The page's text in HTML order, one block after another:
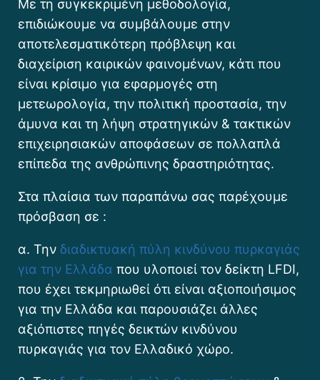
Με τη συγκεκριμένη μεθοδολογία,
επιδιώκουμε να συμβάλουμε στην
αποτελεσματικότερη πρόβλεψη και
διαχείριση καιρικών φαινομένων, κάτι που
είναι κρίσιμο για εφαρμογές στη
μετεωρολογία, την πολιτική προστασία, την
άμυνα και τη λήψη στρατηγικών & τακτικών
επιχειρησιακών αποφάσεων σε πολλαπλά
επίπεδα της ανθρώπινης δραστηριότητας.
Στα πλαίσια των παραπάνω σας παρέχουμε
πρόσβαση σε :
α. Την διαδικτυακή πύλη κινδύνου πυρκαγιάς
για την Ελλάδα που υλοποιεί τον δείκτη LFDI,
που έχει τεκμηριωθεί ότι είναι αξιοποιήσιμος
για την Ελλάδα και παρουσιάζει άλλες
αξιόπιστες πηγές δεικτών κινδύνου
πυρκαγιάς για τον Ελλαδικό χώρο.